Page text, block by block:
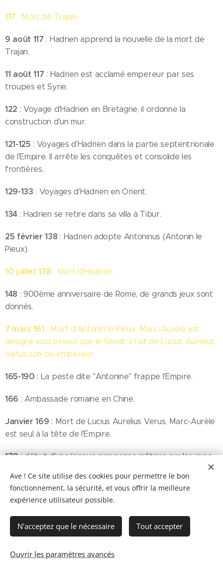
117 : Mort de Trajan.
9 août 117 : Hadrien apprend la nouvelle de la mort de
Trajan.
11 août 117 : Hadrien est acclamé empereur par ses
troupes et Syrie.
122 : Voyage d'Hadrien en Bretagne, il ordonne la
construction d'un mur.
121-125 : Voyages d'Hadrien dans la partie septentrionale
de l'Empire. Il arrête les conquêtes et consolide les
frontières.
129-133 : Voyages d'Hadrien en Orient.
134 : Hadrien se retire dans sa villa à Tibur.
25 février 138 : Hadrien adopte Antoninus (Antonin le
Pieux).
10 juillet 138 : Mort d'Hadrien.
148 : 900ème anniversaire de Rome, de grands jeux sont
donnés.
7 mars 161 : Mort d'Antonin le Pieux. Marc-Aurèle est
désigné successeur par le Sénat, il fait de Lucius Aurelius
Verus son co-empereur.
165-190 : La peste dite "Antonine" frappe l'Empire.
166 : Ambassade romaine en Chine.
Janvier 169 : Mort de Lucius Aurelius Verus, Marc-Aurèle
est seul à la tête de l'Empire.
170: début d'une longue campagne militaire sur les rives
sesPensées.
175: Révolte de Cassius.
176: Mort de l'épouse de Marc-Aurèle, Faustine, et
départ pour l'Orient. Commode devient co-empereur.
178 : Marc-Aurèle doit retourner défendre la frontière
Ave ! Ce site utilise des cookies pour permettre le bon
fonctionnement, la sécurité, et vous offrir la meilleure
expérience utilisateur possible.
N'acceptez que le nécessaire Tout accepter
Ouvrir les paramètres avancés